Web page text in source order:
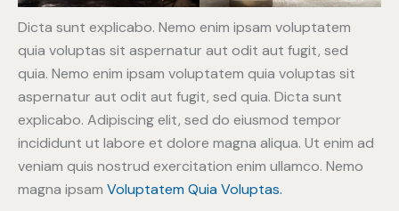
Dicta sunt explicabo. Nemo enim ipsam voluptatem
quia voluptas sit aspernatur aut odit aut fugit, sed
quia. Nemo enim ipsam voluptatem quia voluptas sit
aspernatur aut odit aut fugit, sed quia. Dicta sunt
explicabo. Adipiscing elit, sed do eiusmod tempor
incididunt ut labore et dolore magna aliqua. Ut enim ad
veniam quis nostrud exercitation enim ullamco. Nemo
magna ipsam Voluptatem Quia Voluptas.